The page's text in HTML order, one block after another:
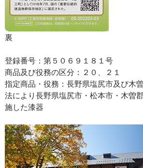
裏
登録番号：第５０６９１８１号
商品及び役務の区分：２０、２１
指定商品・役務：長野県塩尻市及び木
法により長野県塩尻市・松本市・木曽
施した漆器